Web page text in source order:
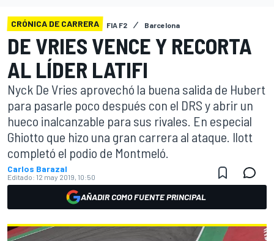
CRÓNICA DE CARRERA FIA F2 Barcelona
DE VRIES VENCE Y RECORTA
AL LÍDER LATIFI
Nyck De Vries aprovechó la buena salida de Hubert
para pasarle poco después con el DRS y abrir un
hueco inalcanzable para sus rivales. En especial
Ghiotto que hizo una gran carrera al ataque. Ilott
completó el podio de Montmeló.
Carlos Barazal
Editado: 12 may 2019, 10:50
AÑADIR COMO FUENTE PRINCIPAL